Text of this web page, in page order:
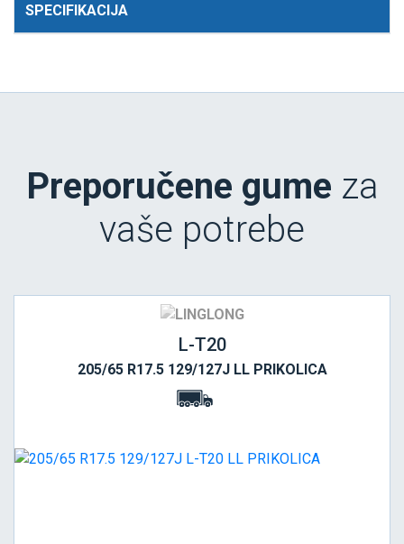
SPECIFIKACIJA
Preporučene gume za
vaše potrebe
L-T20
205/65 R17.5 129/127J LL PRIKOLICA